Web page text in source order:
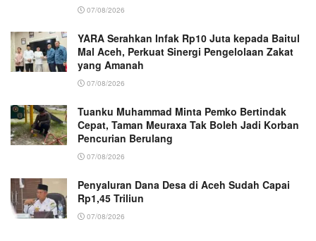
07/08/2026
YARA Serahkan Infak Rp10 Juta kepada Baitul
Mal Aceh, Perkuat Sinergi Pengelolaan Zakat
yang Amanah ‎
07/08/2026
Tuanku Muhammad Minta Pemko Bertindak
Cepat, Taman Meuraxa Tak Boleh Jadi Korban
Pencurian Berulang
07/08/2026
Penyaluran Dana Desa di Aceh Sudah Capai
Rp1,45 Triliun
07/08/2026